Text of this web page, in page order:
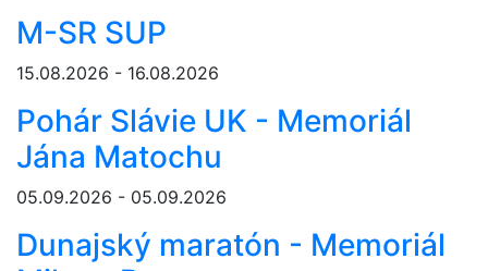
M-SR SUP
15.08.2026 - 16.08.2026
Pohár Slávie UK - Memoriál
Jána Matochu
05.09.2026 - 05.09.2026
Dunajský maratón - Memoriál